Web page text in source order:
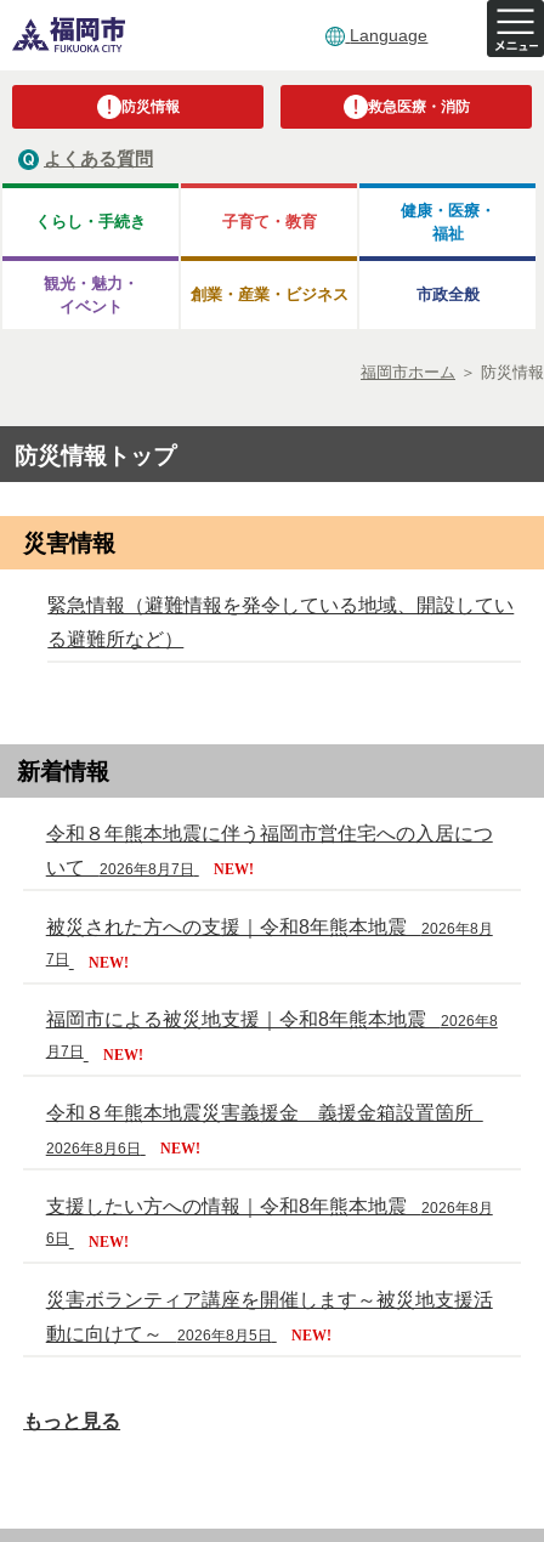
Language
防災情報 救急医療・消防
よくある質問
くらし・手続き 子育て・教育
健康・医療・
福祉
観光・魅力・
イベント
創業・産業・ビジネス 市政全般
福岡市ホーム ＞ 防災情報
防災情報トップ
災害情報
緊急情報（避難情報を発令している地域、開設してい
る避難所など）
新着情報
令和８年熊本地震に伴う福岡市営住宅への入居につ
いて
2026年8月7日 NEW!
被災された方への支援｜令和8年熊本地震 2026年8月
7日 NEW!
福岡市による被災地支援｜令和8年熊本地震 2026年8
月7日 NEW!
令和８年熊本地震災害義援金 義援金箱設置箇所
2026年8月6日 NEW!
支援したい方への情報｜令和8年熊本地震 2026年8月
6日 NEW!
災害ボランティア講座を開催します～被災地支援活
動に向けて～
2026年8月5日 NEW!
もっと見る